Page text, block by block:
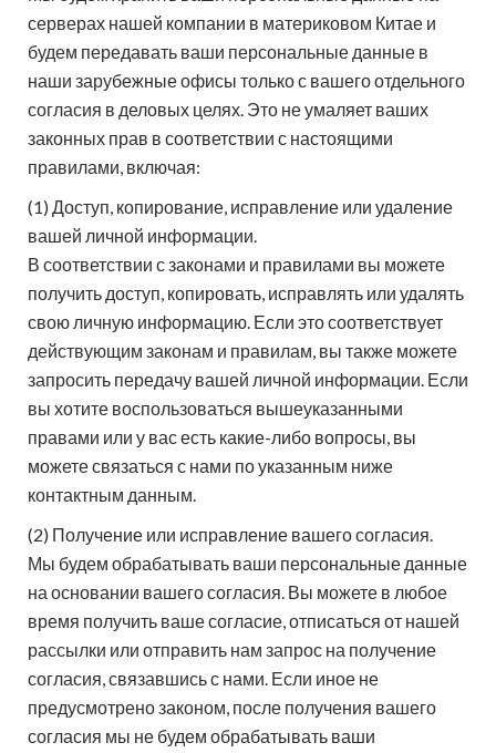
серверах нашей компании в материковом Китае и
будем передавать ваши персональные данные в
наши зарубежные офисы только с вашего отдельного
согласия в деловых целях. Это не умаляет ваших
законных прав в соответствии с настоящими
правилами, включая:
(1) Доступ, копирование, исправление или удаление
вашей личной информации.
В соответствии с законами и правилами вы можете
получить доступ, копировать, исправлять или удалять
свою личную информацию. Если это соответствует
действующим законам и правилам, вы также можете
запросить передачу вашей личной информации. Если
вы хотите воспользоваться вышеуказанными
правами или у вас есть какие-либо вопросы, вы
можете связаться с нами по указанным ниже
контактным данным.
(2) Получение или исправление вашего согласия.
Мы будем обрабатывать ваши персональные данные
на основании вашего согласия. Вы можете в любое
время получить ваше согласие, отписаться от нашей
рассылки или отправить нам запрос на получение
согласия, связавшись с нами. Если иное не
предусмотрено законом, после получения вашего
согласия мы не будем обрабатывать ваши